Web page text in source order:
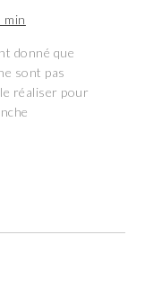
min
donné que
sont pas
réaliser pour